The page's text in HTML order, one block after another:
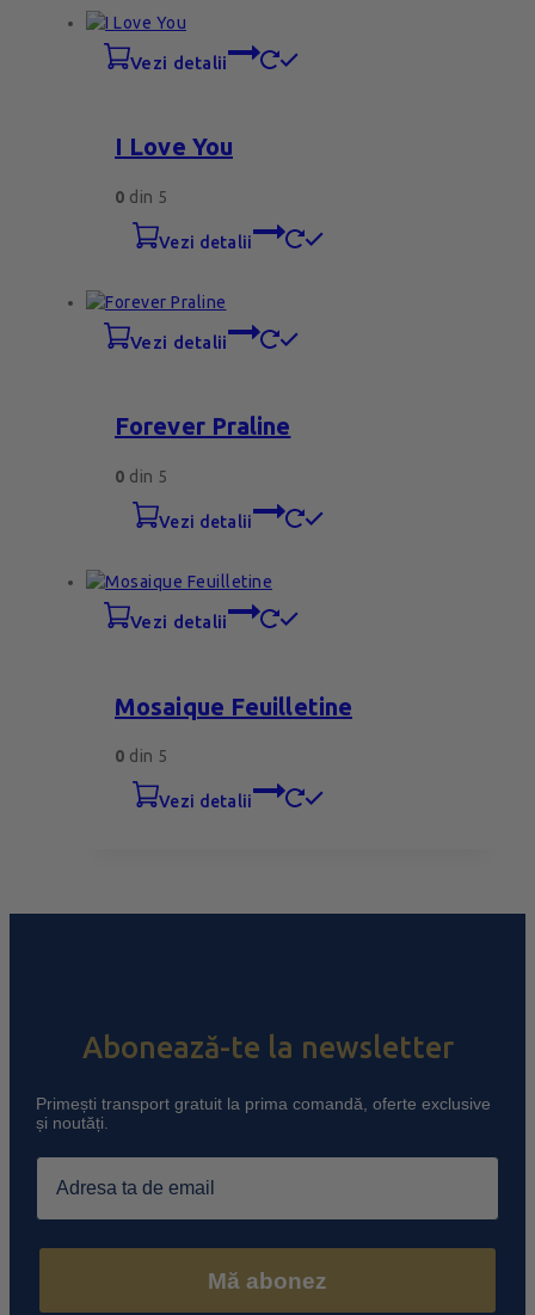
vezi detalii
I Love You
0 din 5
vezi detalii
vezi detalii
Forever Praline
0 din 5
vezi detalii
vezi detalii
Mosaique Feuilletine
0 din 5
vezi detalii
Abonează-te la newsletter
Primești transport gratuit la prima comandă, oferte exclusive
și noutăți.
Email
Mă abonez